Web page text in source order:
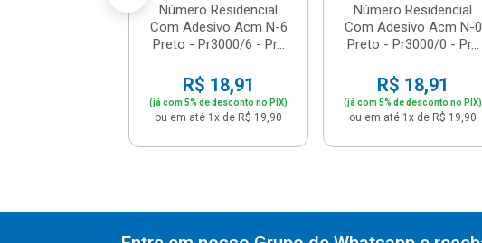
Número Residencial
Com Adesivo Acm N-6
Preto - Pr3000/6 - Pr...
R$ 18,91
(já com 5% de desconto no PIX)
ou em até 1x de R$ 19,90
Número Residencial
Com Adesivo Acm N-0
Preto - Pr3000/0 - Pr...
R$ 18,91
(já com 5% de desconto no PIX)
ou em até 1x de R$ 19,90